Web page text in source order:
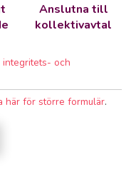
Anslutna till
kollektivavtal
integritets- och
här för större formulär.